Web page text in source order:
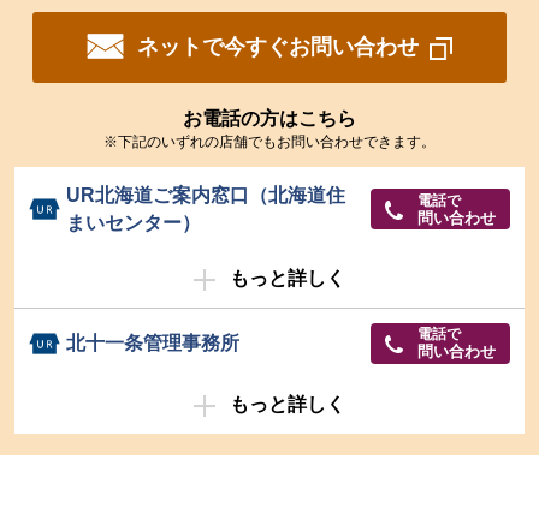
ネットで今すぐお問い合わせ
お電話の方はこちら
※下記のいずれの店舗でもお問い合わせできます。
UR北海道ご案内窓口（北海道住
まいセンター）
電話で
問い合わせ
もっと詳しく
北十一条管理事務所 電話で
問い合わせ
もっと詳しく